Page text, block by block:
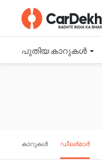
പുതിയ കാറുകൾ
കാറുകൾ ഡീലർമാർ